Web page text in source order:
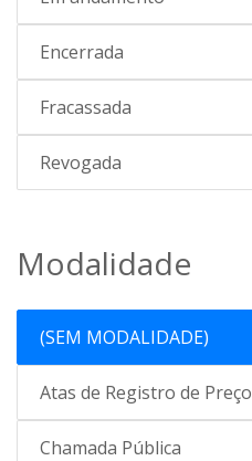
Encerrada
Fracassada
Revogada
Modalidade
(SEM MODALIDADE)
Atas de Registro de Preço
Chamada Pública